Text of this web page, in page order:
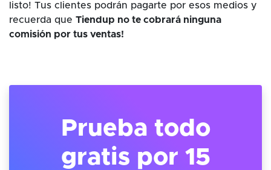
listo! Tus clientes podrán pagarte por esos medios y
recuerda que Tiendup no te cobrará ninguna
comisión por tus ventas!
Prueba todo
gratis por 15